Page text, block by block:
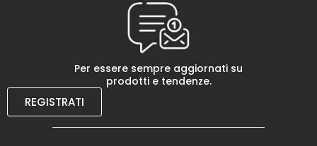
Per essere sempre aggiornati su
prodotti e tendenze.
REGISTRATI